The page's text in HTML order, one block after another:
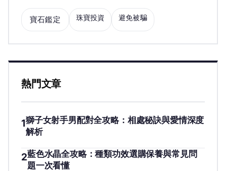
寶石鑑定 珠寶投資 避免被騙
熱門文章
1獅子女射手男配對全攻略：相處秘訣與愛情深度
解析
2藍色水晶全攻略：種類功效選購保養與常見問
題一次看懂